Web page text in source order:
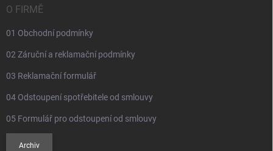
O FIRMĚ
01 Obchodní podmínky
02 Záruční a reklamační podmínky
03 Reklamační formulář
04 Odstoupení spotřebitele od smlouvy
05 Formulář pro odstoupení od smlouvy
Archiv